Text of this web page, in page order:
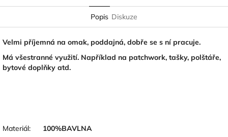
Popis Diskuze
Velmi příjemná na omak, poddajná, dobře se s ní pracuje.
Má všestranné využití. Například na patchwork, tašky, polštáře,
bytové doplňky atd.
Materiál: 100%BAVLNA